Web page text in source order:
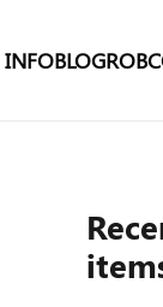
INFOBLOGROB